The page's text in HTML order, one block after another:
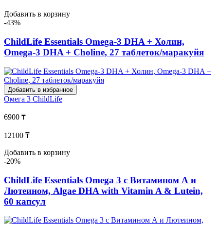
Добавить в корзину
-43%
ChildLife Essentials Omega-3 DHA + Холин,
Omega-3 DHA + Choline, 27 таблеток/маракуйя
Добавить в избранное
Омега 3 ChildLife
6900 ₸
12100 ₸
Добавить в корзину
-20%
ChildLife Essentials Omega 3 с Витамином А и
Лютеином, Algae DHA with Vitamin A & Lutein,
60 капсул